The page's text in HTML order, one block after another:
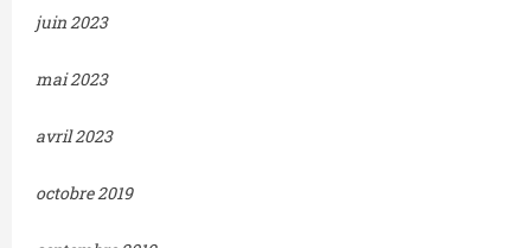
juin 2023
mai 2023
avril 2023
octobre 2019